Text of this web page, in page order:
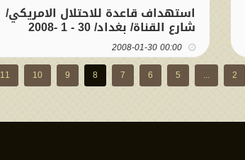
استهداف قاعدة للاحتلال الامريكي/
شارع القناة/ بغداد/ 30 - 1 -2008
00:00 2008-01-30
2
...
5
6
7
8
9
10
11